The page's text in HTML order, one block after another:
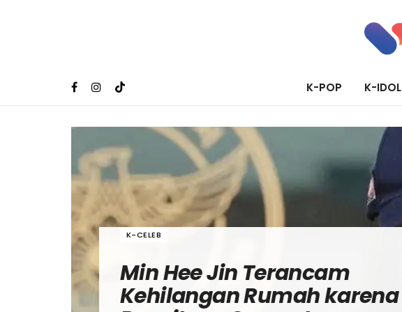
K-POP K-IDOL
K-CELEB
Min Hee Jin Terancam
Kehilangan Rumah karena